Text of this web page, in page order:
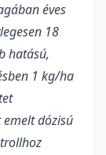
éves
18
hatású,
1 kg/ha
dózisú